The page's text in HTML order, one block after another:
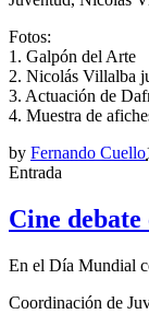
Fotos:
1. Galpón del Arte
2. Nicolás Villalba
3. Actuación de
4. Muestra de
by Fernando Cuello
Entrada
Cine
En el Día Mundial
Coordinación de